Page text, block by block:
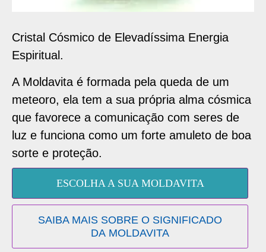
Cristal Cósmico de Elevadíssima Energia
Espiritual.
A Moldavita é formada pela queda de um
meteoro, ela tem a sua própria alma cósmica
que favorece a comunicação com seres de
luz e funciona como um forte amuleto de boa
sorte e proteção.
ESCOLHA A SUA MOLDAVITA
SAIBA MAIS SOBRE O SIGNIFICADO
DA MOLDAVITA